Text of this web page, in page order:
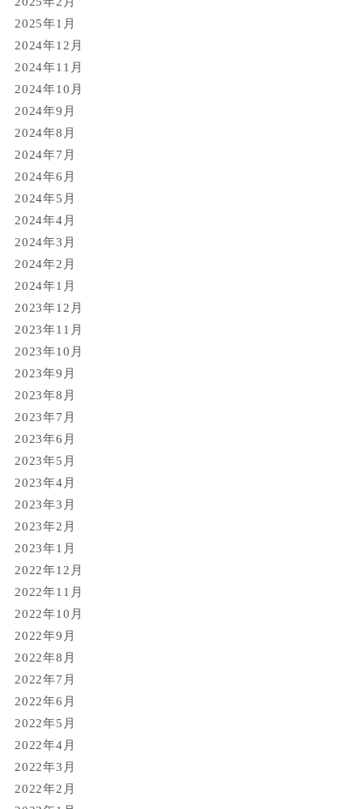
2025年1月
2024年12月
2024年11月
2024年10月
2024年9月
2024年8月
2024年7月
2024年6月
2024年5月
2024年4月
2024年3月
2024年2月
2024年1月
2023年12月
2023年11月
2023年10月
2023年9月
2023年8月
2023年7月
2023年6月
2023年5月
2023年4月
2023年3月
2023年2月
2023年1月
2022年12月
2022年11月
2022年10月
2022年9月
2022年8月
2022年7月
2022年6月
2022年5月
2022年4月
2022年3月
2022年2月